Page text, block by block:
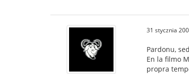
31 stycznia
Pardonu,
En la filmo
propra